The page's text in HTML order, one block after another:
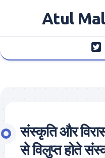
Atul
संस्कृति और
से विलुप्त होते